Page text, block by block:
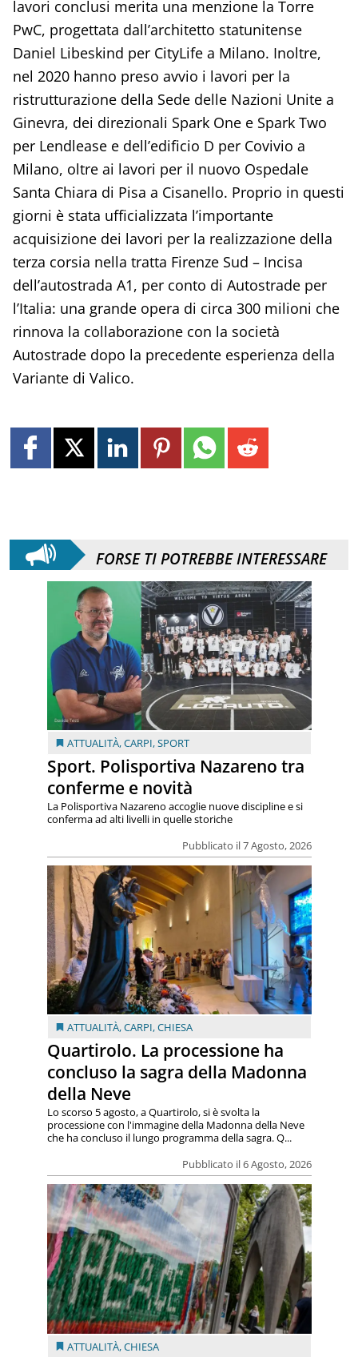
lavori conclusi merita una menzione la Torre
PwC, progettata dall’architetto statunitense
Daniel Libeskind per CityLife a Milano. Inoltre,
nel 2020 hanno preso avvio i lavori per la
ristrutturazione della Sede delle Nazioni Unite a
Ginevra, dei direzionali Spark One e Spark Two
per Lendlease e dell’edificio D per Covivio a
Milano, oltre ai lavori per il nuovo Ospedale
Santa Chiara di Pisa a Cisanello. Proprio in questi
giorni è stata ufficializzata l’importante
acquisizione dei lavori per la realizzazione della
terza corsia nella tratta Firenze Sud – Incisa
dell’autostrada A1, per conto di Autostrade per
l’Italia: una grande opera di circa 300 milioni che
rinnova la collaborazione con la società
Autostrade dopo la precedente esperienza della
Variante di Valico.
FORSE TI POTREBBE INTERESSARE
ATTUALITÀ,CARPI,SPORT
Sport. Polisportiva Nazareno tra
conferme e novità
Pubblicato il 7 Agosto, 2026
La Polisportiva Nazareno accoglie nuove discipline e si
conferma ad alti livelli in quelle storiche
ATTUALITÀ,CARPI,CHIESA
Quartirolo. La processione ha
concluso la sagra della Madonna
della Neve
Pubblicato il 6 Agosto, 2026
Lo scorso 5 agosto, a Quartirolo, si è svolta la
processione con l'immagine della Madonna della Neve
che ha concluso il lungo programma della sagra. Q...
ATTUALITÀ,CHIESA